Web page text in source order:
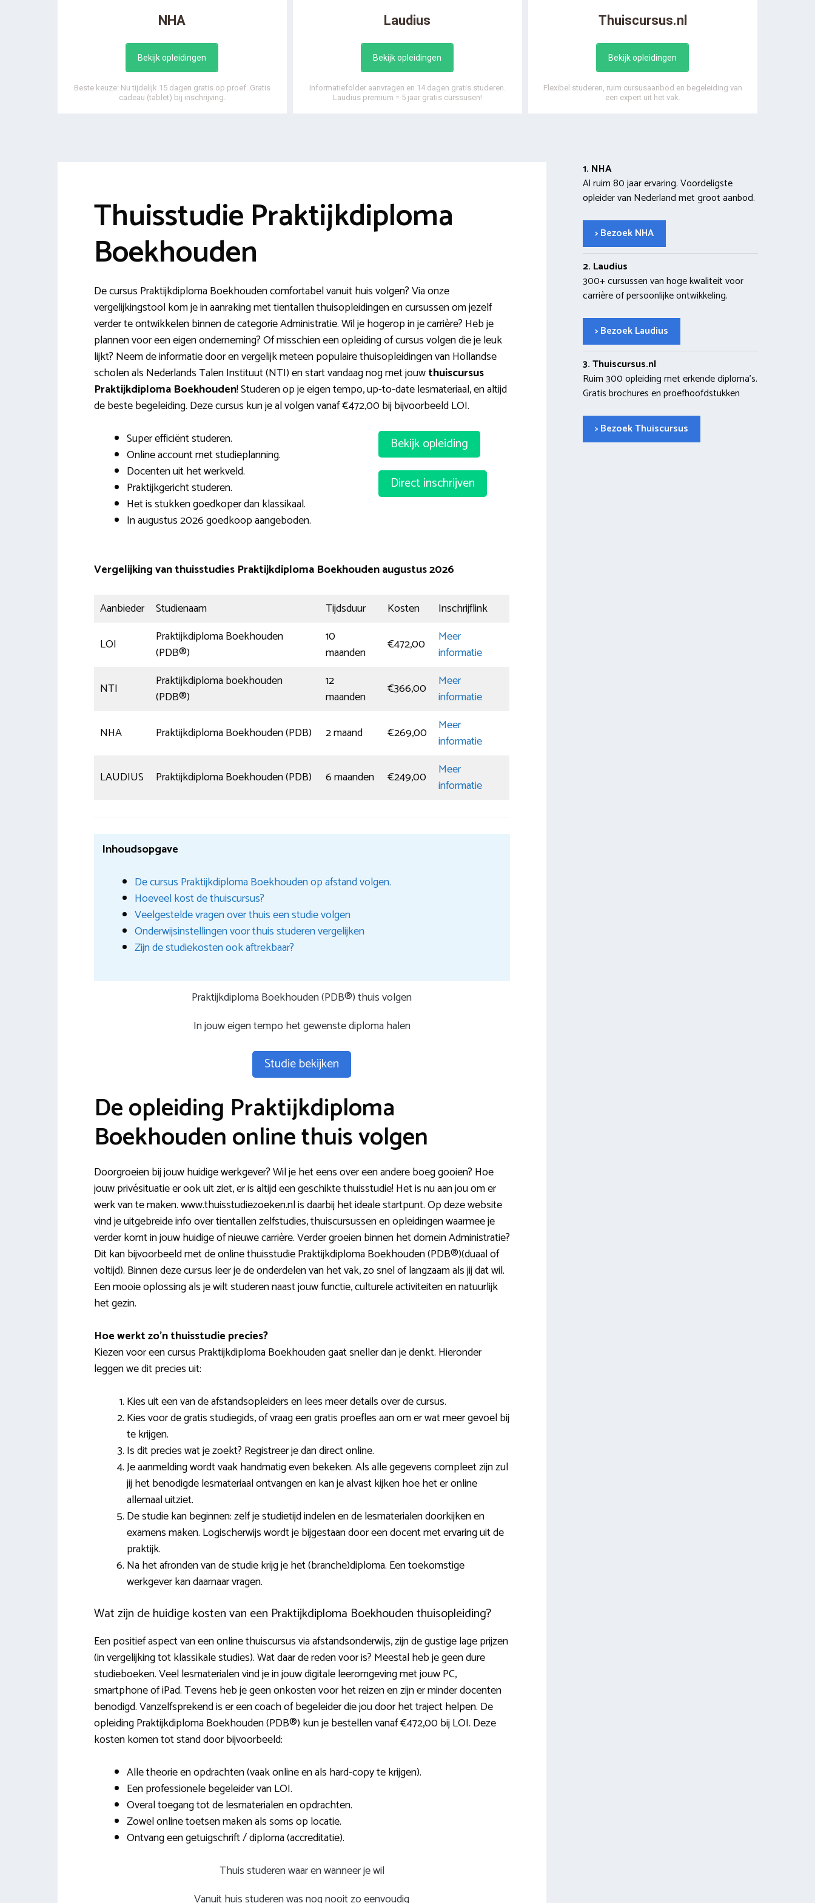
NHA
Bekijk opleidingen
Beste keuze: Nu tijdelijk 15 dagen gratis op proef. Gratis
cadeau (tablet) bij inschrijving.
Laudius
Bekijk opleidingen
Informatiefolder aanvragen en 14 dagen gratis studeren.
Laudius premium = 5 jaar gratis curssusen!
Thuiscursus.nl
Bekijk opleidingen
Flexibel studeren, ruim cursusaanbod en begeleiding van
een expert uit het vak.
Thuisstudie Praktijkdiploma
Boekhouden
De cursus Praktijkdiploma Boekhouden comfortabel vanuit huis volgen? Via onze
vergelijkingstool kom je in aanraking met tientallen thuisopleidingen en cursussen om jezelf
verder te ontwikkelen binnen de categorie Administratie. Wil je hogerop in je carrière? Heb je
plannen voor een eigen onderneming? Of misschien een opleiding of cursus volgen die je leuk
lijkt? Neem de informatie door en vergelijk meteen populaire thuisopleidingen van Hollandse
scholen als Nederlands Talen Instituut (NTI) en start vandaag nog met jouwthuiscursus
Praktijkdiploma Boekhouden! Studeren op je eigen tempo, up-to-date lesmateriaal, en altijd
de beste begeleiding. Deze cursus kun je al volgen vanaf €472,00 bij bijvoorbeeld LOI.
Super efficiënt studeren.
Online account met studieplanning.
Docenten uit het werkveld.
Praktijkgericht studeren.
Het is stukken goedkoper dan klassikaal.
In augustus 2026 goedkoop aangeboden.
Bekijk opleiding
Direct inschrijven
Vergelijking van thuisstudies Praktijkdiploma Boekhouden augustus 2026
Aanbieder Studienaam Tijdsduur Kosten
Inschrijflink
LOI
Praktijkdiploma Boekhouden
(PDB®)
10
maanden
€472,00
Meer
informatie
NTI
Praktijkdiploma boekhouden
(PDB®)
12
maanden
€366,00
Meer
informatie
NHA
Praktijkdiploma Boekhouden (PDB) 2 maand €269,00
Meer
informatie
LAUDIUS
Praktijkdiploma Boekhouden (PDB) 6 maanden €249,00
Meer
informatie
Inhoudsopgave
De cursus Praktijkdiploma Boekhouden op afstand volgen.
Hoeveel kost de thuiscursus?
Veelgestelde vragen over thuis een studie volgen
Onderwijsinstellingen voor thuis studeren vergelijken
Zijn de studiekosten ook aftrekbaar?
Praktijkdiploma Boekhouden (PDB®) thuis volgen
In jouw eigen tempo het gewenste diploma halen
Studie bekijken
De opleiding Praktijkdiploma
Boekhouden online thuis volgen
Doorgroeien bij jouw huidige werkgever? Wil je het eens over een andere boeg gooien? Hoe
jouw privésituatie er ook uit ziet, er is altijd een geschikte thuisstudie! Het is nu aan jou om er
werk van te maken. www.thuisstudiezoeken.nl is daarbij het ideale startpunt. Op deze website
vind je uitgebreide info over tientallen zelfstudies, thuiscursussen en opleidingen waarmee je
verder komt in jouw huidige of nieuwe carrière. Verder groeien binnen het domein Administratie?
Dit kan bijvoorbeeld met de online thuisstudie Praktijkdiploma Boekhouden (PDB®)(duaal of
voltijd). Binnen deze cursus leer je de onderdelen van het vak, zo snel of langzaam als jij dat wil.
Een mooie oplossing als je wilt studeren naast jouw functie, culturele activiteiten en natuurlijk
het gezin.
Hoe werkt zo’n thuisstudie precies?
Kiezen voor een cursus Praktijkdiploma Boekhouden gaat sneller dan je denkt. Hieronder
leggen we dit precies uit:
Kies uit een van de afstandsopleiders en lees meer details over de cursus.
Kies voor de gratis studiegids, of vraag een gratis proefles aan om er wat meer gevoel bij
te krijgen.
Is dit precies wat je zoekt? Registreer je dan direct online.
Je aanmelding wordt vaak handmatig even bekeken. Als alle gegevens compleet zijn zul
jij het benodigde lesmateriaal ontvangen en kan je alvast kijken hoe het er online
allemaal uitziet.
De studie kan beginnen: zelf je studietijd indelen en de lesmaterialen doorkijken en
examens maken. Logischerwijs wordt je bijgestaan door een docent met ervaring uit de
praktijk.
Na het afronden van de studie krijg je het (branche)diploma. Een toekomstige
werkgever kan daarnaar vragen.
Wat zijn de huidige kosten van een Praktijkdiploma Boekhouden thuisopleiding?
Een positief aspect van een online thuiscursus via afstandsonderwijs, zijn de gustige lage prijzen
(in vergelijking tot klassikale studies). Wat daar de reden voor is? Meestal heb je geen dure
studieboeken. Veel lesmaterialen vind je in jouw digitale leeromgeving met jouw PC,
smartphone of iPad. Tevens heb je geen onkosten voor het reizen en zijn er minder docenten
benodigd. Vanzelfsprekend is er een coach of begeleider die jou door het traject helpen. De
opleiding Praktijkdiploma Boekhouden (PDB®) kun je bestellen vanaf €472,00 bij LOI. Deze
kosten komen tot stand door bijvoorbeeld:
Alle theorie en opdrachten (vaak online en als hard-copy te krijgen).
Een professionele begeleider van LOI.
Overal toegang tot de lesmaterialen en opdrachten.
Zowel online toetsen maken als soms op locatie.
Ontvang een getuigschrift / diploma (accreditatie).
Thuis studeren waar en wanneer je wil
Vanuit huis studeren was nog nooit zo eenvoudig
1. NHA
Al ruim 80 jaar ervaring. Voordeligste
opleider van Nederland met groot aanbod.
> Bezoek NHA
2. Laudius
300+ cursussen van hoge kwaliteit voor
carrière of persoonlijke ontwikkeling.
> Bezoek Laudius
3. Thuiscursus.nl
Ruim 300 opleiding met erkende diploma’s.
Gratis brochures en proefhoofdstukken
> Bezoek Thuiscursus